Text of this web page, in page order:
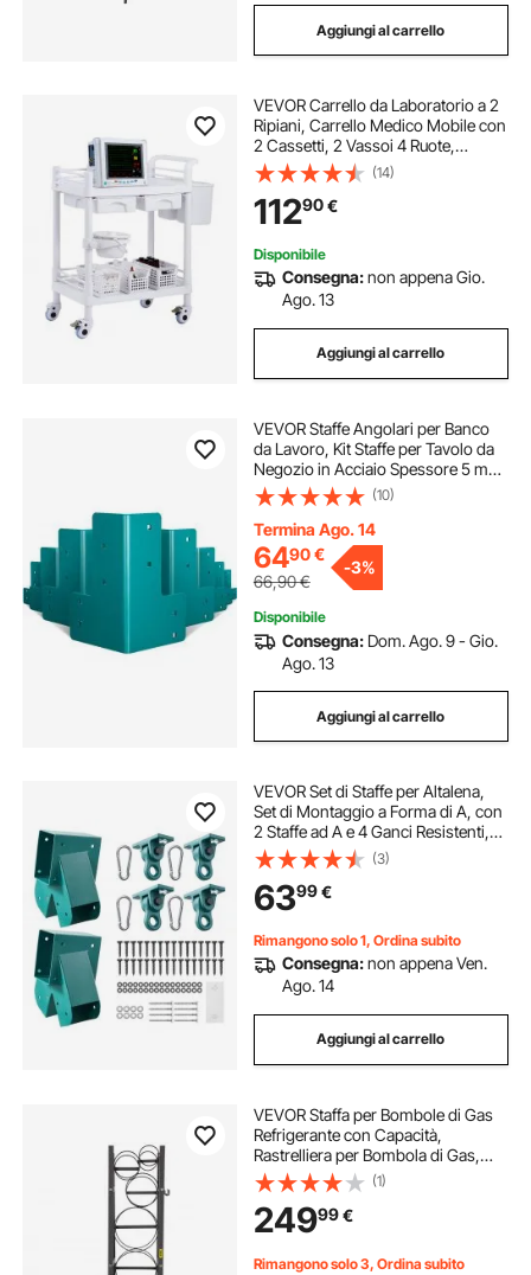
Aggiungi al carrello
VEVOR Carrello da Laboratorio a 2
Ripiani, Carrello Medico Mobile con
2 Cassetti, 2 Vassoi 4 Ruote,
Carrello per Servizio con Materiale
PP, 3 Contenitori, per Laboratorio,
Clinica, Ospedale, Salone
(14)
11290€
Disponibile
Consegna:non appena Gio.
Ago. 13
Aggiungi al carrello
VEVOR Staffe Angolari per Banco
da Lavoro, Kit Staffe per Tavolo da
Negozio in Acciaio Spessore 5 mm,
Kit Staffe per Banco da Lavoro da 8
Pezzi, Staffe Angolari con Kit
Hardware, Fai da Te
(10)
Termina Ago. 14
6490€
66,90€
-3%
Disponibile
Consegna: Dom. Ago. 9 - Gio.
Ago. 13
Aggiungi al carrello
VEVOR Set di Staffe per Altalena,
Set di Montaggio a Forma di A, con
2 Staffe ad A e 4 Ganci Resistenti,
Capacità di Carico di 567 kg per
Pezzo, per Parco Giochi, Giardino e
Attrezzature da Esterno
(3)
6399€
Rimangono solo 1, Ordina subito
Consegna:non appena Ven.
Ago. 14
Aggiungi al carrello
VEVOR Staffa per Bombole di Gas
Refrigerante con Capacità,
Rastrelliera per Bombola di Gas,
Staffa per Bombola di Gas
Refrigerante, Supporti per Bombole
Gas 1x50 libbre 2x30 libbre 3
Cilindro Piccolo
(1)
24999€
Rimangono solo 3, Ordina subito